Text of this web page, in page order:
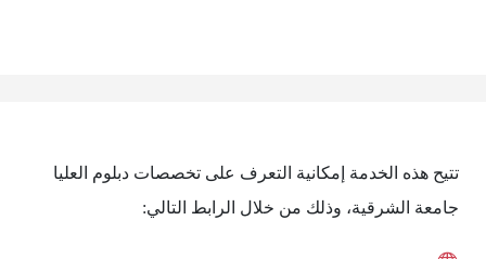
تتيح هذه الخدمة إمكانية التعرف على تخصصات دبلوم العليا
جامعة الشرقية، وذلك من خلال الرابط التالي: